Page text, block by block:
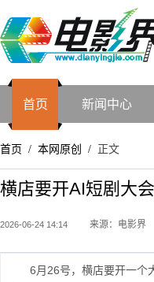
首页 新闻中心
首页 / 本网原创 / 正文
横店要开AI短剧大
2026-06-24 14:14 来源：电影界
6月26号，横店要开一个